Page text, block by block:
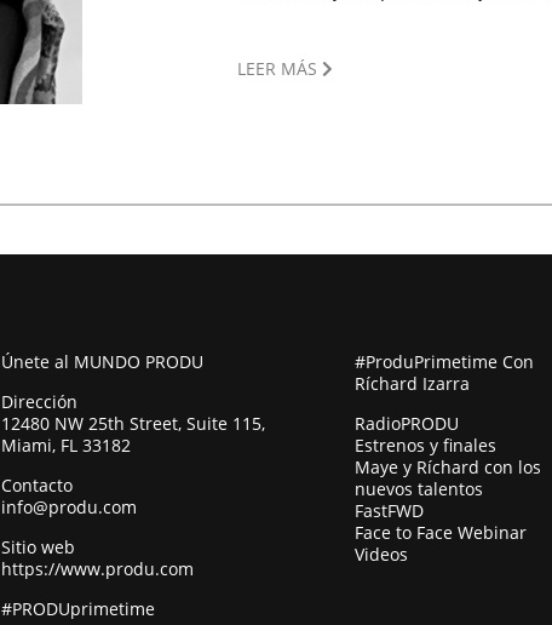
LEER MÁS
Únete al MUNDO PRODU
Dirección
12480 NW 25th Street, Suite 115,
Miami, FL 33182
Contacto
info@produ.com
Sitio web
https://www.produ.com
#PRODUprimetime
#ProduPrimetime Con
Ríchard Izarra
RadioPRODU
Estrenos y finales
Maye y Ríchard con los
nuevos talentos
FastFWD
Face to Face Webinar
Videos